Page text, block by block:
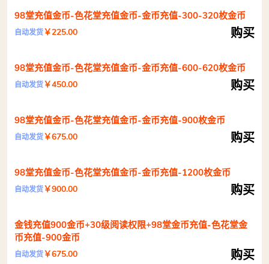
98堂充值金币-色花堂充值金币-金币充值-300-320枚金币
自动发货￥225.00 购买
98堂充值金币-色花堂充值金币-金币充值-600-620枚金币
自动发货￥450.00 购买
98堂充值金币-色花堂充值金币-金币充值-900枚金币
自动发货￥675.00 购买
98堂充值金币-色花堂充值金币-金币充值-1200枚金币
自动发货￥900.00 购买
金钱充值900金币+30级阅读权限+98堂金币充值-色花堂金
币充值-900金币
自动发货￥675.00 购买